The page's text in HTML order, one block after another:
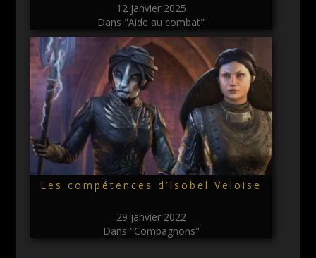
12 janvier 2025
Dans "Aide au combat"
Les compétences d’Isobel Veloise
29 janvier 2022
Dans "Compagnons"